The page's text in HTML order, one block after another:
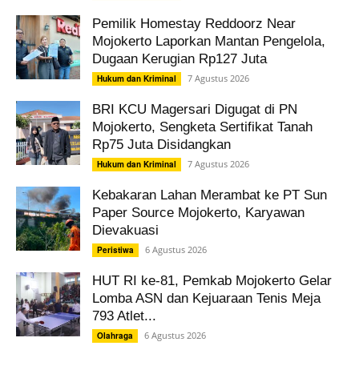
Pemilik Homestay Reddoorz Near
Mojokerto Laporkan Mantan Pengelola,
Dugaan Kerugian Rp127 Juta
Hukum dan Kriminal 7 Agustus 2026
BRI KCU Magersari Digugat di PN
Mojokerto, Sengketa Sertifikat Tanah
Rp75 Juta Disidangkan
Hukum dan Kriminal 7 Agustus 2026
Kebakaran Lahan Merambat ke PT Sun
Paper Source Mojokerto, Karyawan
Dievakuasi
Peristiwa 6 Agustus 2026
HUT RI ke-81, Pemkab Mojokerto Gelar
Lomba ASN dan Kejuaraan Tenis Meja
793 Atlet...
Olahraga 6 Agustus 2026